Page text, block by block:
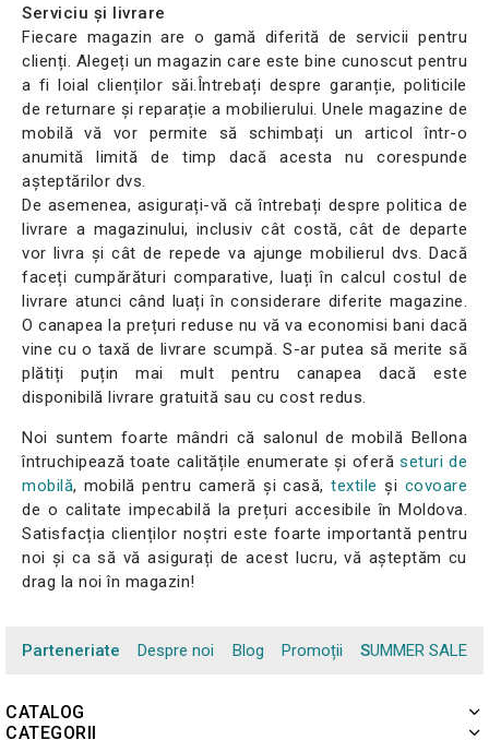
Serviciu și livrare
Fiecare magazin are o gamă diferită de servicii pentru
clienți. Alegeți un magazin care este bine cunoscut pentru
a fi loial clienților săi.Întrebați despre garanție, politicile
de returnare și reparație a mobilierului. Unele magazine de
mobilă vă vor permite să schimbați un articol într-o
anumită limită de timp dacă acesta nu corespunde
așteptărilor dvs.
De asemenea, asigurați-vă că întrebați despre politica de
livrare a magazinului, inclusiv cât costă, cât de departe
vor livra și cât de repede va ajunge mobilierul dvs. Dacă
faceți cumpărături comparative, luați în calcul costul de
livrare atunci când luați în considerare diferite magazine.
O canapea la prețuri reduse nu vă va economisi bani dacă
vine cu o taxă de livrare scumpă. S-ar putea să merite să
plătiți puțin mai mult pentru canapea dacă este
disponibilă livrare gratuită sau cu cost redus.
Noi suntem foarte mândri că salonul de mobilă Bellona
întruchipează toate calitățile enumerate și oferăseturi de
mobilă, mobilă pentru cameră și casă,textile și covoare
de o calitate impecabilă la prețuri accesibile în Moldova.
Satisfacția clienților noștri este foarte importantă pentru
noi și ca să vă asigurați de acest lucru, vă așteptăm cu
drag la noi în magazin!
Parteneriate Despre noi Blog Promoții SUMMER SALE
CATALOG
CATEGORII